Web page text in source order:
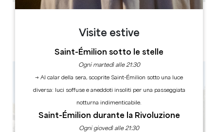
Visite estive
Saint-Émilion sotto le stelle
Ogni martedì alle 21:30
→ Al calar della sera, scoprite Saint-Émilion sotto una luce
diversa: luci soffuse e aneddoti insoliti per una passeggiata
notturna indimenticabile.
Saint-Émilion durante la Rivoluzione
Ogni giovedì alle 21:30